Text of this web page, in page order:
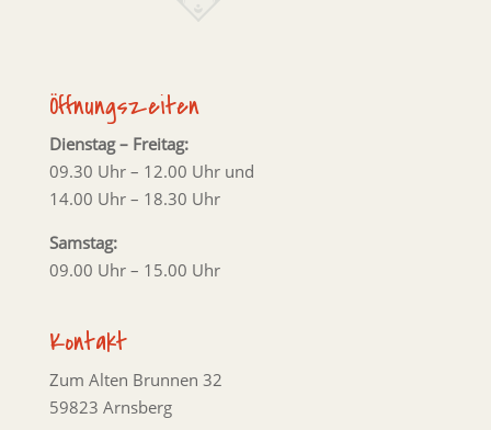
Öffnungszeiten
Dienstag – Freitag:
09.30 Uhr – 12.00 Uhr und
14.00 Uhr – 18.30 Uhr
Samstag:
09.00 Uhr – 15.00 Uhr
Kontakt
Zum Alten Brunnen 32
59823 Arnsberg